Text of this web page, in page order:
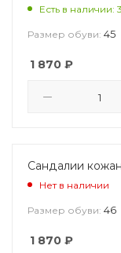
Есть в наличии: 3
Размер обуви: 45
1 870 ₽
Сандалии
Нет в наличии
Размер обуви: 46
1 870 ₽